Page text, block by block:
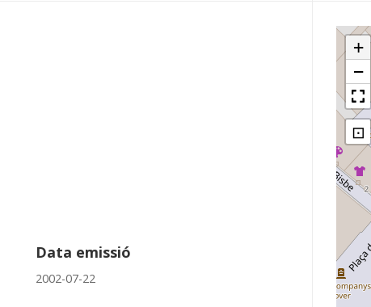
Data emissió
2002-07-22
+
−
⊡